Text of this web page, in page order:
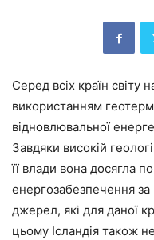
Серед всіх країн світу
використанням
відновлювальної
Завдяки високій
її влади вона досягла
енергозабезпечення
джерел, які для даної
цьому Ісландія також